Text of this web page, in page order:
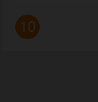
10